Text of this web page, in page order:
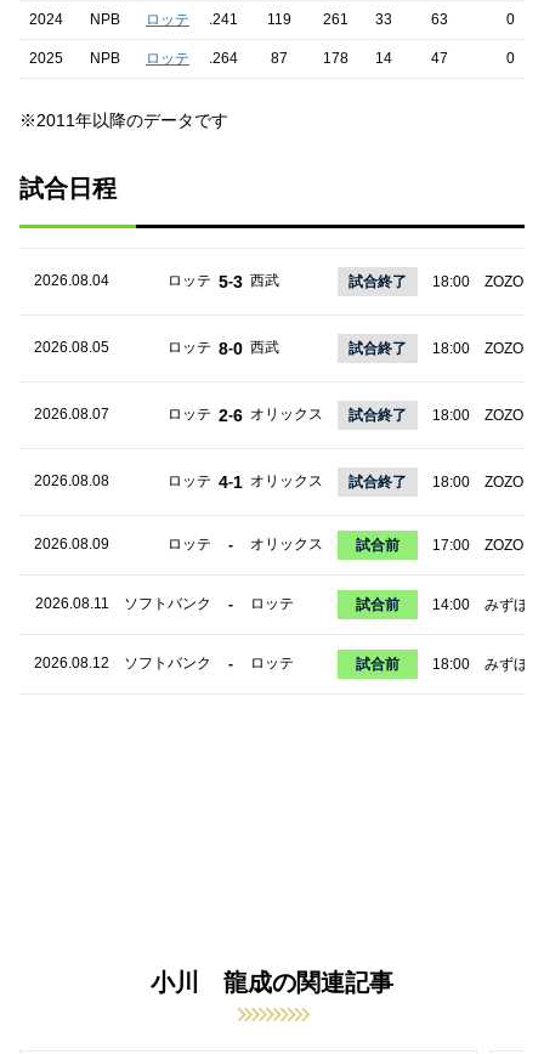
2024 NPB ロッテ .241 119 261 33 63 0
2025 NPB ロッテ .264 87 178 14 47 0
※2011年以降のデータです
試合日程
2026.08.04 ロッテ 5-3 西武 試合終了 18:00 ZOZOマ
2026.08.05 ロッテ 8-0 西武 試合終了 18:00 ZOZOマ
2026.08.07 ロッテ 2-6 オリックス 試合終了 18:00 ZOZOマ
2026.08.08 ロッテ 4-1 オリックス 試合終了 18:00 ZOZOマ
2026.08.09 ロッテ - オリックス 試合前 17:00 ZOZOマ
2026.08.11 ソフトバンク - ロッテ 試合前 14:00 みずほ
2026.08.12 ソフトバンク - ロッテ 試合前 18:00 みずほ
小川 龍成の関連記事